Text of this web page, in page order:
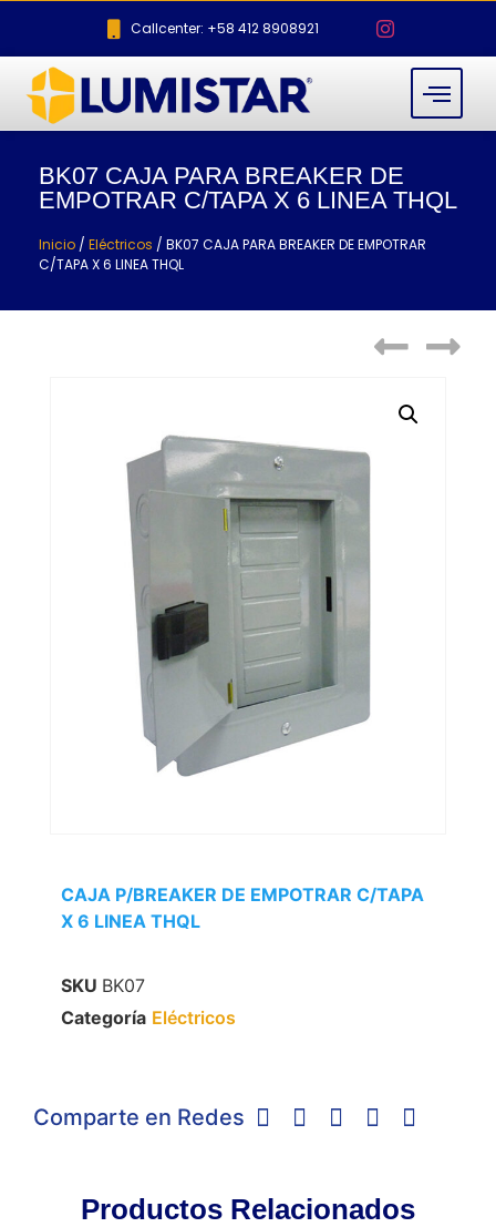
Callcenter: +58 412 8908921
BK07 CAJA PARA BREAKER DE
EMPOTRAR C/TAPA X 6 LINEA THQL
Inicio / Eléctricos / BK07 CAJA PARA BREAKER DE EMPOTRAR
C/TAPA X 6 LINEA THQL
CAJA P/BREAKER DE EMPOTRAR C/TAPA
X 6 LINEA THQL
SKU BK07
Categoría Eléctricos
Comparte en Redes
Productos Relacionados